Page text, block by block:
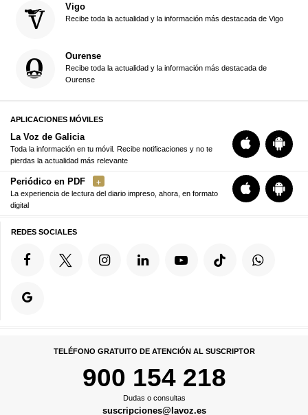
Vigo
Recibe toda la actualidad y la información más destacada de Vigo
Ourense
Recibe toda la actualidad y la información más destacada de
Ourense
APLICACIONES MÓVILES
La Voz de Galicia
Toda la información en tu móvil. Recibe notificaciones y no te
pierdas la actualidad más relevante
Periódico en PDF
La experiencia de lectura del diario impreso, ahora, en formato
digital
REDES SOCIALES
TELÉFONO GRATUITO DE ATENCIÓN AL SUSCRIPTOR
900 154 218
Dudas o consultas
suscripciones@lavoz.es